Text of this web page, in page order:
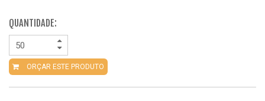
QUANTIDADE:
ORÇAR ESTE PRODUTO